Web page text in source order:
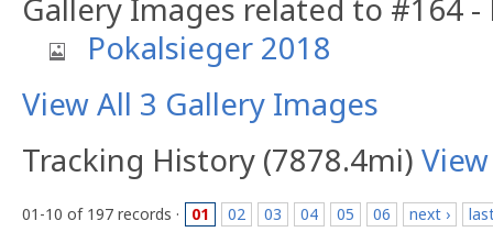
Gallery Images related to #164
Pokalsieger 2018
View All 3 Gallery Images
Tracking History (7878.4mi)
01-10 of 197 records · 01 02 03 04 05 06 next ›